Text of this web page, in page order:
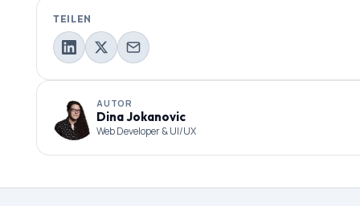
TEILEN
AUTOR
Dina Jokanovic
Web Developer & UI/UX